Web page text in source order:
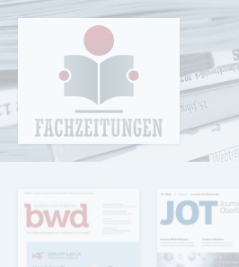
Fachzeitungen.de - Das unabhängige Portal
für Fachmagazine Fachpublikationen &
eBooks